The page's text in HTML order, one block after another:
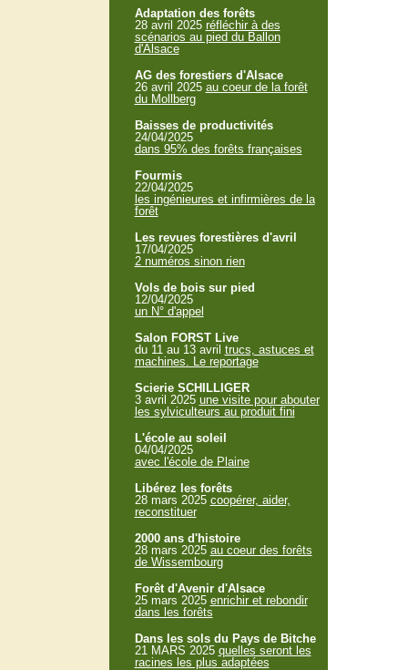
Adaptation des forêts
28 avril 2025 réfléchir à des
scénarios au pied du Ballon
d'Alsace
AG des forestiers d'Alsace
26 avril 2025 au coeur de la forêt
du Mollberg
Baisses de productivités
24/04/2025
dans 95% des forêts françaises
Fourmis
22/04/2025
les ingénieures et infirmières de la
forêt
Les revues forestières d'avril
17/04/2025
2 numéros sinon rien
Vols de bois sur pied
12/04/2025
un N° d'appel
Salon FORST Live
du 11 au 13 avril trucs, astuces et
machines. Le reportage
Scierie SCHILLIGER
3 avril 2025 une visite pour abouter
les sylviculteurs au produit fini
L'école au soleil
04/04/2025
avec l'école de Plaine
Libérez les forêts
28 mars 2025 coopérer, aider,
reconstituer
2000 ans d'histoire
28 mars 2025 au coeur des forêts
de Wissembourg
Forêt d'Avenir d'Alsace
25 mars 2025 enrichir et rebondir
dans les forêts
Dans les sols du Pays de Bitche
21 MARS 2025 quelles seront les
racines les plus adaptées